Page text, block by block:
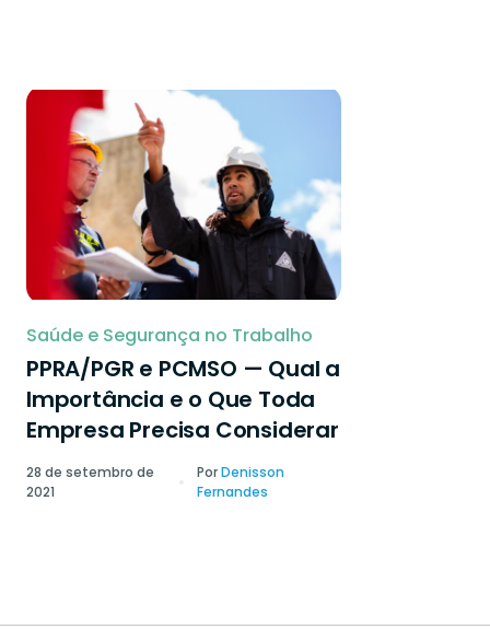
Saúde e Segurança no Trabalho
PPRA/PGR e PCMSO — Qual a
Importância e o Que Toda
Empresa Precisa Considerar
28 de setembro de
2021
PorDenisson
Fernandes